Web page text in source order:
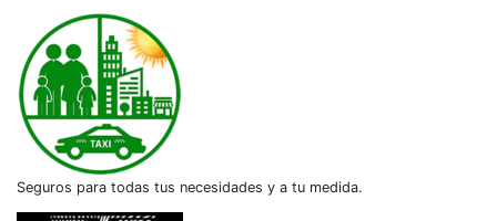
Seguros para todas tus necesidades y a tu medida.